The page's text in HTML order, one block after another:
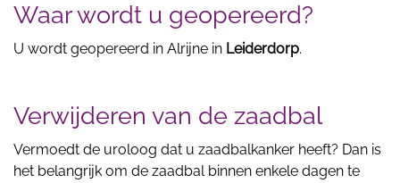
Waar wordt u geopereerd?
U wordt geopereerd in Alrijne in Leiderdorp.
Verwijderen van de zaadbal
Vermoedt de uroloog dat u zaadbalkanker heeft? Dan is
het belangrijk om de zaadbal binnen enkele dagen te